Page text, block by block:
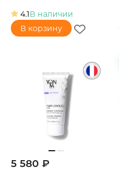
4.1В наличии
В корзину
5 580 ₽